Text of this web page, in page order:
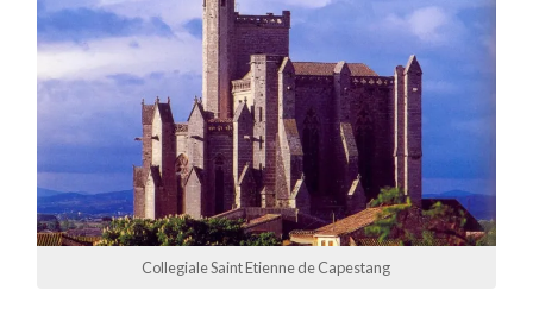
Collegiale Saint Etienne de Capestang